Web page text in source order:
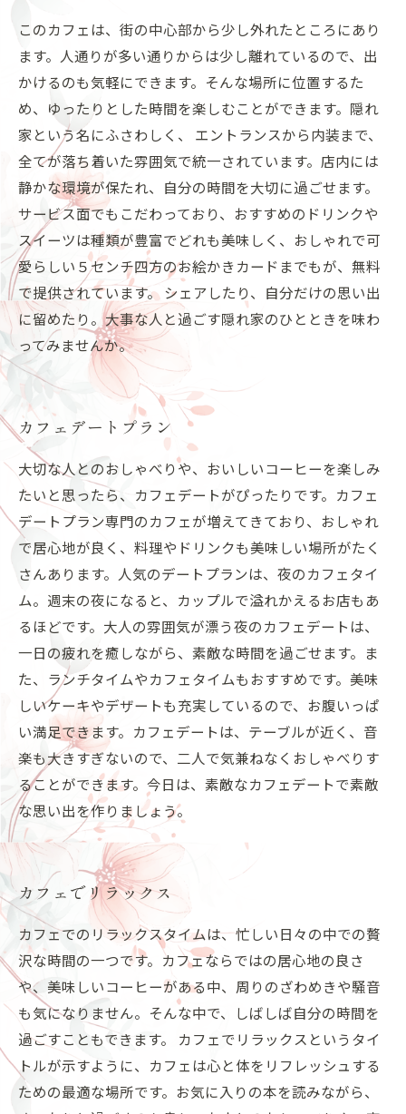
このカフェは、街の中心部から少し外れたところにあり
ます。人通りが多い通りからは少し離れているので、出
かけるのも気軽にできます。そんな場所に位置するた
め、ゆったりとした時間を楽しむことができます。隠れ
家という名にふさわしく、 エントランスから内装まで、
全てが落ち着いた雰囲気で統一されています。店内には
静かな環境が保たれ、自分の時間を大切に過ごせます。
サービス面でもこだわっており、おすすめのドリンクや
スイーツは種類が豊富でどれも美味しく、おしゃれで可
愛らしい５センチ四方のお絵かきカードまでもが、無料
で提供されています。 シェアしたり、自分だけの思い出
に留めたり。大事な人と過ごす隠れ家のひとときを味わ
ってみませんか。
カフェデートプラン
大切な人とのおしゃべりや、おいしいコーヒーを楽しみ
たいと思ったら、カフェデートがぴったりです。カフェ
デートプラン専門のカフェが増えてきており、おしゃれ
で居心地が良く、料理やドリンクも美味しい場所がたく
さんあります。人気のデートプランは、夜のカフェタイ
ム。週末の夜になると、カップルで溢れかえるお店もあ
るほどです。大人の雰囲気が漂う夜のカフェデートは、
一日の疲れを癒しながら、素敵な時間を過ごせます。ま
た、ランチタイムやカフェタイムもおすすめです。美味
しいケーキやデザートも充実しているので、お腹いっぱ
い満足できます。カフェデートは、テーブルが近く、音
楽も大きすぎないので、二人で気兼ねなくおしゃべりす
ることができます。今日は、素敵なカフェデートで素敵
な思い出を作りましょう。
カフェでリラックス
カフェでのリラックスタイムは、忙しい日々の中での贅
沢な時間の一つです。カフェならではの居心地の良さ
や、美味しいコーヒーがある中、周りのざわめきや騒音
も気になりません。そんな中で、しばしば自分の時間を
過ごすこともできます。 カフェでリラックスというタイ
トルが示すように、カフェは心と体をリフレッシュする
ための最適な場所です。お気に入りの本を読みながら、